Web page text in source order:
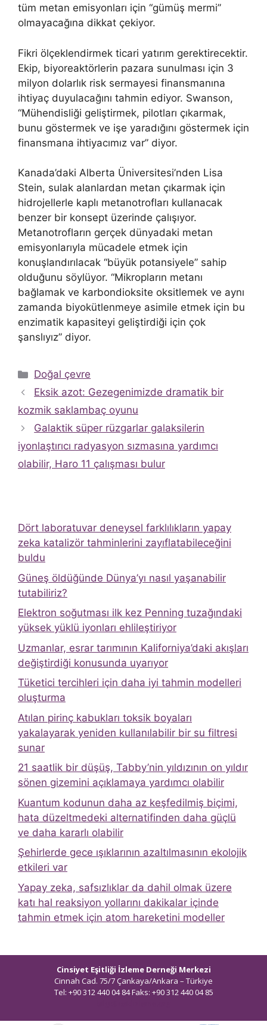
tüm metan emisyonları için “gümüş mermi”
olmayacağına dikkat çekiyor.
Fikri ölçeklendirmek ticari yatırım gerektirecektir.
Ekip, biyoreaktörlerin pazara sunulması için 3
milyon dolarlık risk sermayesi finansmanına
ihtiyaç duyulacağını tahmin ediyor. Swanson,
“Mühendisliği geliştirmek, pilotları çıkarmak,
bunu göstermek ve işe yaradığını göstermek için
finansmana ihtiyacımız var” diyor.
Kanada’daki Alberta Üniversitesi’nden Lisa
Stein, sulak alanlardan metan çıkarmak için
hidrojellerle kaplı metanotrofları kullanacak
benzer bir konsept üzerinde çalışıyor.
Metanotrofların gerçek dünyadaki metan
emisyonlarıyla mücadele etmek için
konuşlandırılacak “büyük potansiyele” sahip
olduğunu söylüyor. “Mikropların metanı
bağlamak ve karbondioksite oksitlemek ve aynı
zamanda biyokütlenmeye asimile etmek için bu
enzimatik kapasiteyi geliştirdiği için çok
şanslıyız” diyor.
Kategoriler
Doğal çevre
Eksik azot: Gezegenimizde dramatik bir
kozmik saklambaç oyunu
Galaktik süper rüzgarlar galaksilerin
iyonlaştırıcı radyasyon sızmasına yardımcı
olabilir, Haro 11 çalışması bulur
Dört laboratuvar deneysel farklılıkların yapay
zeka katalizör tahminlerini zayıflatabileceğini
buldu
Güneş öldüğünde Dünya’yı nasıl yaşanabilir
tutabiliriz?
Elektron soğutması ilk kez Penning tuzağındaki
yüksek yüklü iyonları ehlileştiriyor
Uzmanlar, esrar tarımının Kaliforniya’daki akışları
değiştirdiği konusunda uyarıyor
Tüketici tercihleri ​​için daha iyi tahmin modelleri
oluşturma
Atılan pirinç kabukları toksik boyaları
yakalayarak yeniden kullanılabilir bir su filtresi
sunar
21 saatlik bir düşüş, Tabby’nin yıldızının on yıldır
sönen gizemini açıklamaya yardımcı olabilir
Kuantum kodunun daha az keşfedilmiş biçimi,
hata düzeltmedeki alternatifinden daha güçlü
ve daha kararlı olabilir
Şehirlerde gece ışıklarının azaltılmasının ekolojik
etkileri var
Yapay zeka, safsızlıklar da dahil olmak üzere
katı hal reaksiyon yollarını dakikalar içinde
tahmin etmek için atom hareketini modeller
Cinsiyet Eşitliği İzleme Derneği Merkezi
Cinnah Cad. 75/7 Çankaya/Ankara – Türkiye
Tel: +90 312 440 04 84 Faks: +90 312 440 04 85